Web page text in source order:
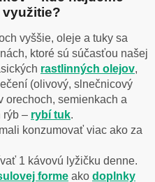
využitie?
vyššie, oleje a tuky sa
ktoré sú súčasťou našej
rastlinných olejov,
(olivový, slnečnicový
orechoch, semienkach a
rýb – rybí tuk.
konzumovať viac ako za
1 kávovú lyžičku denne.
forme ako doplnky